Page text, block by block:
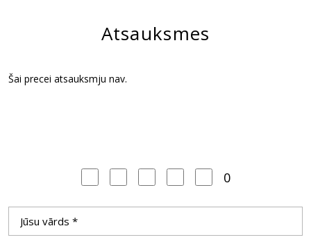
Atsauksmes
Šai precei atsauksmju nav.
0